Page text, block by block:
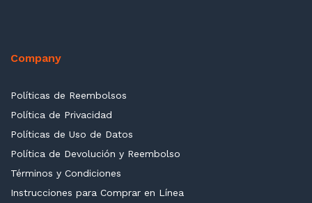
Company
Políticas de Reembolsos
Política de Privacidad
Políticas de Uso de Datos
Política de Devolución y Reembolso
Términos y Condiciones
Instrucciones para Comprar en Línea